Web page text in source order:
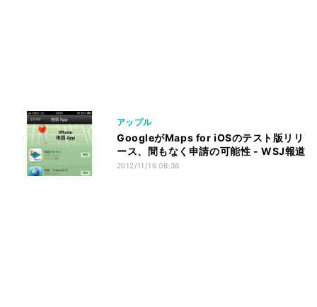
アップル
GoogleがMaps for iOSのテスト版リリ
ース、間もなく申請の可能性 - WSJ報道
2012/11/16 08:36